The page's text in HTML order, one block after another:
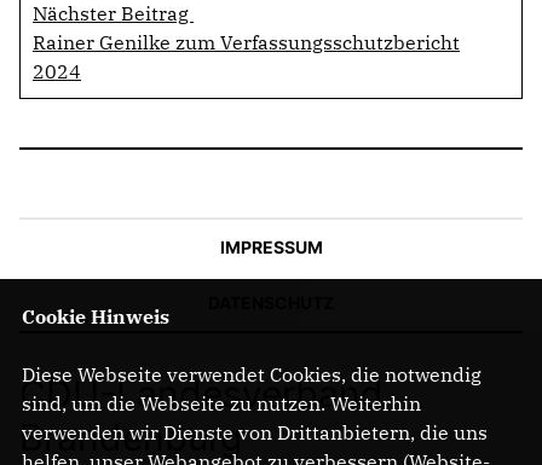
Nächster Beitrag
Rainer Genilke zum Verfassungsschutzbericht
2024
IMPRESSUM
CDU-Landesverband
Brandenburg
Cookie Hinweis
Diese Webseite verwendet Cookies, die notwendig
sind, um die Webseite zu nutzen. Weiterhin
verwenden wir Dienste von Drittanbietern, die uns